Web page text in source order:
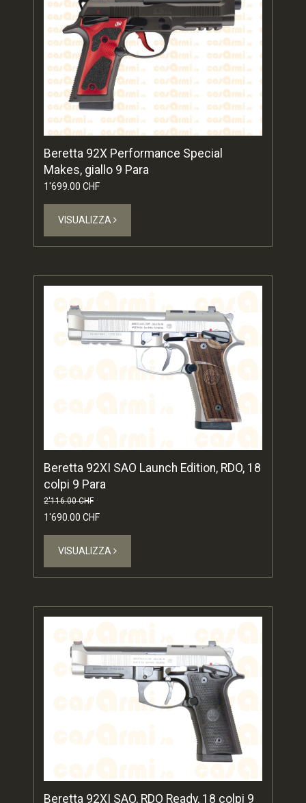
Beretta 92X Performance Special
Makes, giallo 9 Para
1'699.00 CHF
VISUALIZZA
Beretta 92XI SAO Launch Edition, RDO, 18
colpi 9 Para
2'116.00 CHF
1'690.00 CHF
VISUALIZZA
Beretta 92XI SAO, RDO Ready, 18 colpi 9